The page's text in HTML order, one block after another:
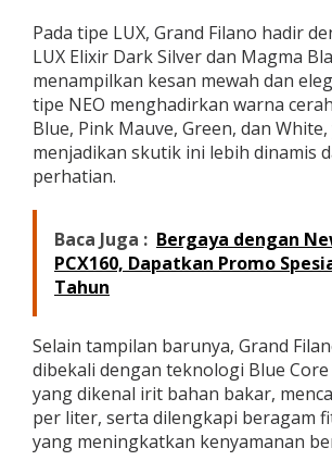
a
B
a
r
u
Pada tipe LUX, Grand Filano hadir
LUX Elixir Dark Silver dan Magma
menampilkan kesan mewah dan
tipe NEO menghadirkan warna
Blue, Pink Mauve, Green, dan
menjadikan skutik ini lebih dinamis
perhatian.
Baca Juga : Bergaya dengan
PCX160, Dapatkan Promo
Tahun
Selain tampilan barunya, Grand
dibekali dengan teknologi Blue Core
yang dikenal irit bahan bakar,
per liter, serta dilengkapi beragam
yang meningkatkan kenyamanan